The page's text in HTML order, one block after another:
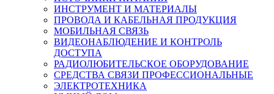
ИНСТРУМЕНТ И МАТЕРИАЛЫ
ПРОВОДА И КАБЕЛЬНАЯ ПРОДУКЦИЯ
МОБИЛЬНАЯ СВЯЗЬ
ВИДЕОНАБЛЮДЕНИЕ И КОНТРОЛЬ
ДОСТУПА
РАДИОЛЮБИТЕЛЬСКОЕ ОБОРУДОВАНИЕ
СРЕДСТВА СВЯЗИ ПРОФЕССИОНАЛЬНЫЕ
ЭЛЕКТРОТЕХНИКА